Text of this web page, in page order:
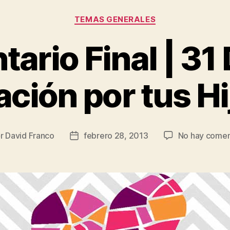
Categorías
TEMAS GENERALES
Final | 31
por tus
David Franco
Fecha
publicación
febrero 28, 2013 No hay